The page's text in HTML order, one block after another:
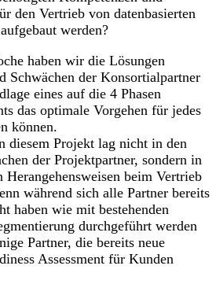
den Vertrieb von datenbasierten
werden?
haben wir die Lösungen
Schwächen der Konsortialpartner
eines auf die 4 Phasen
das optimale Vorgehen für jedes
können.
diesem Projekt lag nicht in den
der Projektpartner, sondern in
beim Vertrieb
während sich alle Partner bereits
haben wie mit bestehenden
durchgeführt werden
Partner, die bereits neue
Assessment für Kunden